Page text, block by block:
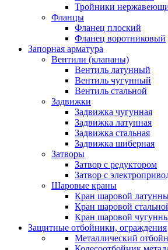
Тройники
Фланцы
Фланец плоский
Фланец воротниковый
Запорная арматура
Вентили (клапаны)
Вентиль латунный
Вентиль чугунный
Вентиль стальной
Задвижки
Задвижка чугунная
Задвижка латунная
Задвижка стальная
Задвижка шиберная
Затворы
Затвор с редуктором
Затвор с
Шаровые краны
Кран шаровой
Кран шаровой
Кран шаровой
Защитные отбойники, ограждения
Металлический